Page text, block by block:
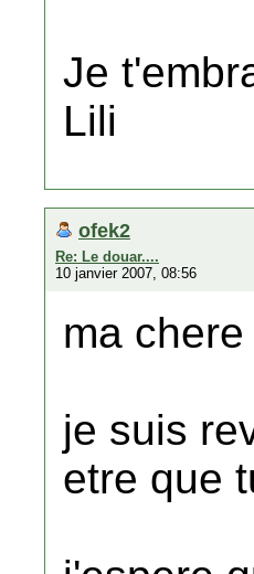
Je
Lili
ofek2
Re: Le douar....
10 janvier 2007, 08:56
ma
je suis
etre que